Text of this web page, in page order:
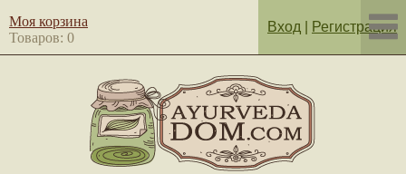
Моя корзина
Товаров: 0
Вход Регистрация